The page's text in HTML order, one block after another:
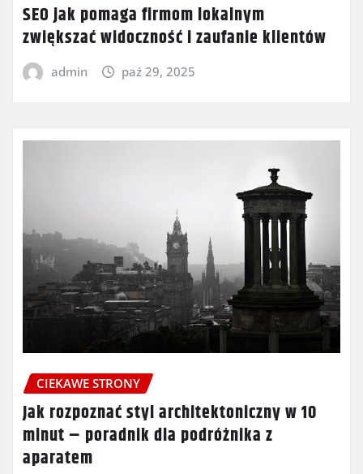
SEO jak pomaga firmom lokalnym
zwiększać widoczność i zaufanie klientów
admin paź 29, 2025
CIEKAWE STRONY
Jak rozpoznać styl architektoniczny w 10
minut – poradnik dla podróżnika z
aparatem